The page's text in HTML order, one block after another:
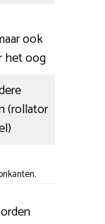
ook
het oog
(rollator